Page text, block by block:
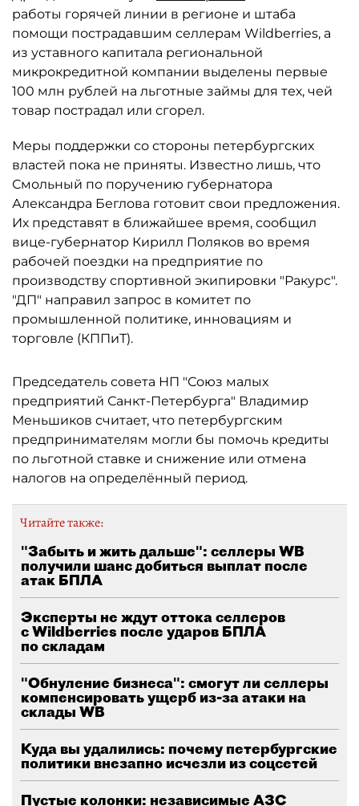
работы горячей линии в регионе и штаба
помощи пострадавшим селлерам Wildberries, а
из уставного капитала региональной
микрокредитной компании выделены первые
100 млн рублей на льготные займы для тех, чей
товар пострадал или сгорел.
Меры поддержки со стороны петербургских
властей пока не приняты. Известно лишь, что
Смольный по поручению губернатора
Александра Беглова готовит свои предложения.
Их представят в ближайшее время, сообщил
вице-губернатор Кирилл Поляков во время
рабочей поездки на предприятие по
производству спортивной экипировки "Ракурс".
"ДП" направил запрос в комитет по
промышленной политике, инновациям и
торговле (КППиТ).
Председатель совета НП "Союз малых
предприятий Санкт-Петербурга" Владимир
Меньшиков считает, что петербургским
предпринимателям могли бы помочь кредиты
по льготной ставке и снижение или отмена
налогов на определённый период.
Читайте также:
"Забыть и жить дальше": селлеры WB
получили шанс добиться выплат после
атак БПЛА
Эксперты не ждут оттока селлеров
с Wildberries после ударов БПЛА
по складам
"Обнуление бизнеса": смогут ли селлеры
компенсировать ущерб из-за атаки на
склады WB
Куда вы удалились: почему петербургские
политики внезапно исчезли из соцсетей
Пустые колонки: независимые АЗС